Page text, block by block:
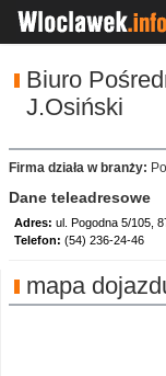
Biuro
J.Osiński
Firma działa w branży:
Dane teleadresowe
Adres: ul. Pogodna 5/105,
Telefon: (54) 236-24-46
mapa